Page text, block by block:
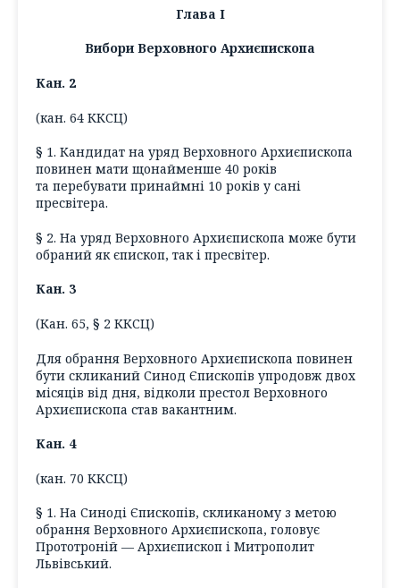
Глава І
Вибори Верховного Архиєпископа
Кан. 2
(кан. 64 ККСЦ)
§ 1. Кандидат на уряд Верховного Архиєпископа
повинен мати щонайменше 40 років
та перебувати принаймні 10 років у сані
пресвітера.
§ 2. На уряд Верховного Архиєпископа може бути
обраний як єпископ, так і пресвітер.
Кан. 3
(Кан. 65, § 2 ККСЦ)
Для обрання Верховного Архиєпископа повинен
бути скликаний Синод Єпископів упродовж двох
місяців від дня, відколи престол Верховного
Архиєпископа став вакантним.
Кан. 4
(кан. 70 ККСЦ)
§ 1. На Синоді Єпископів, скликаному з метою
обрання Верховного Архиєпископа, головує
Прототроній — Архиєпископ і Митрополит
Львівський.